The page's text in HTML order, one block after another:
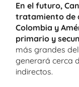
En el futuro,
tratamiento de
Colombia y
primario y
más grandes
generará cerca
indirectos.